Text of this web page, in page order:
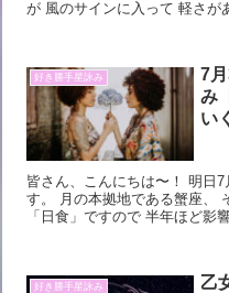
が 風のサインに入って 軽さが
好き勝手星詠み
7
み
い
皆さん、こんにちは〜！ 明日
す。 月の本拠地である蟹座、
「日食」ですので 半年ほど影
好き勝手星詠み
乙